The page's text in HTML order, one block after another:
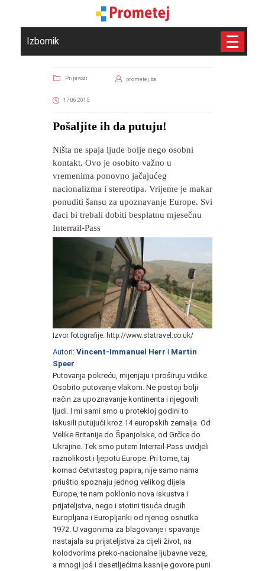
Izbornik
Prijevodi prometej.ba
17.06.2015
Pošaljite ih da putuju!
Ništa ne spaja ljude bolje nego osobni
kontakt. Ovo je osobito važno u
vremenima ponovno jačajućeg
nacionalizma i stereotipa. Vrijeme je makar
ponuditi šansu za upoznavanje Europe. Svi
đaci bi trebali dobiti besplatnu mjesečnu
Interrail-Pass
Izvor fotografije: http://www.statravel.co.uk/
Autori: Vincent-Immanuel Herr i Martin
Speer
Putovanja pokreću, mijenjaju i proširuju vidike.
Osobito putovanje vlakom. Ne postoji bolji
način za upoznavanje kontinenta i njegovih
ljudi. I mi sami smo u protekloj godini to
iskusili putujući kroz 14 europskih zemalja. Od
Velike Britanije do Španjolske, od Grčke do
Ukrajine. Tek smo putem Interrail-Pass uvidjeli
raznolikost i ljepotu Europe. Pri tome, taj
komad četvrtastog papira, nije samo nama
priuštio spoznaju jednog velikog dijela
Europe, te nam poklonio nova iskustva i
prijateljstva, nego i stotini tisuća drugih
Europljana i Europljanki od njenog osnutka
1972. U vagonima za blagovanje i spavanje
nastajala su prijateljstva za cijeli život, na
kolodvorima preko-nacionalne ljubavne veze,
a mnogi još i desetljećima kasnije govore puni